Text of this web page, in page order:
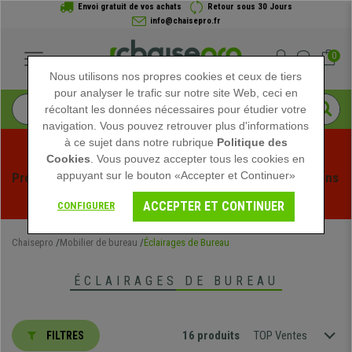
Envoi gratuit de vos achats
Retour sous 30 Jours
info@chaisepro.fr
0
Profitez des soldes d'été chez Chaisepro ! Des réductions
exclusives pour une durée limitée - Voir l'offre
Chaisepro Mobilier de bureau Éclairages de Bureau
ÉCLAIRAGES DE BUREAU
FILTRES 16 produits TOP Ventes
Nous utilisons nos propres cookies et ceux de tiers
pour analyser le trafic sur notre site Web, ceci en
récoltant les données nécessaires pour étudier votre
navigation. Vous pouvez retrouver plus d'informations
à ce sujet dans notre rubrique Politique des
Cookies . Vous pouvez accepter tous les cookies en
appuyant sur le bouton «Accepter et Continuer»
CONFIGURER ACCEPTER ET CONTINUER